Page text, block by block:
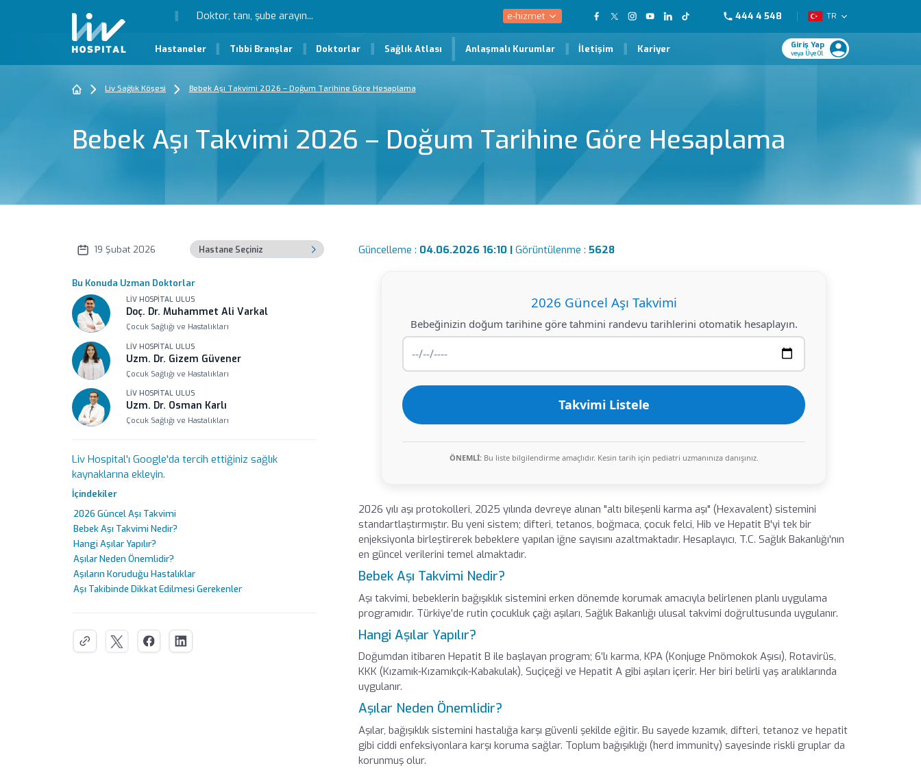
e-hizmet 444 4 548 TR
Hastaneler Tıbbi Branşlar Doktorlar Sağlık Atlası Anlaşmalı Kurumlar İletişim Kariyer Giriş Yap
veya Üye Ol
Liv Sağlık Köşesi Bebek Aşı Takvimi 2026 – Doğum Tarihine Göre Hesaplama
Bebek Aşı Takvimi 2026 – Doğum Tarihine Göre Hesaplama
19 Şubat 2026
Bu Konuda Uzman Doktorlar
LIV HOSPITAL ULUS
Doç. Dr. Muhammet Ali Varkal
Çocuk Sağlığı ve Hastalıkları
LIV HOSPITAL ULUS
Uzm. Dr. Gizem Güvener
Çocuk Sağlığı ve Hastalıkları
LIV HOSPITAL ULUS
Uzm. Dr. Osman Karlı
Çocuk Sağlığı ve Hastalıkları
Uzm. Dr. Dicle Çelik
Çocuk Sağlığı ve Hastalıkları
Liv Hospital'ı Google'da tercih ettiğiniz sağlık
kaynaklarına ekleyin.
İçindekiler
2026 Güncel Aşı Takvimi
Bebek Aşı Takvimi Nedir?
Hangi Aşılar Yapılır?
Aşılar Neden Önemlidir?
Aşıların Koruduğu Hastalıklar
Aşı Takibinde Dikkat Edilmesi Gerekenler
Güncelleme : 04.06.2026 16:10 |Görüntülenme :5628
2026 Güncel Aşı Takvimi
Bebeğinizin doğum tarihine göre tahmini randevu tarihlerini otomatik hesaplayın.
Takvimi Listele
ÖNEMLİ:Bu liste bilgilendirme amaçlıdır. Kesin tarih için pediatri uzmanınıza danışınız.
2026 yılı aşı protokolleri, 2025 yılında devreye alınan "altı bileşenli karma aşı" (Hexavalent) sistemini
standartlaştırmıştır. Bu yeni sistem; difteri, tetanos, boğmaca, çocuk felci, Hib ve Hepatit B'yi tek bir
enjeksiyonla birleştirerek bebeklere yapılan iğne sayısını azaltmaktadır. Hesaplayıcı, T.C. Sağlık Bakanlığı'nın
en güncel verilerini temel almaktadır.
Bebek Aşı Takvimi Nedir?
Aşı takvimi, bebeklerin bağışıklık sistemini erken dönemde korumak amacıyla belirlenen planlı uygulama
programıdır. Türkiye’de rutin çocukluk çağı aşıları, Sağlık Bakanlığı ulusal takvimi doğrultusunda uygulanır.
Hangi Aşılar Yapılır?
Doğumdan itibaren Hepatit B ile başlayan program; 6’lı karma, KPA (Konjuge Pnömokok Aşısı), Rotavirüs,
KKK (Kızamık-Kızamıkçık-Kabakulak), Suçiçeği ve Hepatit A gibi aşıları içerir. Her biri belirli yaş aralıklarında
uygulanır.
Aşılar Neden Önemlidir?
Aşılar, bağışıklık sistemini hastalığa karşı güvenli şekilde eğitir. Bu sayede kızamık, difteri, tetanoz ve hepatit
gibi ciddi enfeksiyonlara karşı koruma sağlar. Toplum bağışıklığı (herd immunity) sayesinde riskli gruplar da
korunmuş olur.